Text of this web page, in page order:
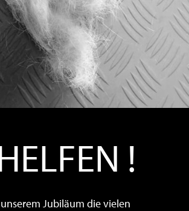
!
Jubiläum die vielen